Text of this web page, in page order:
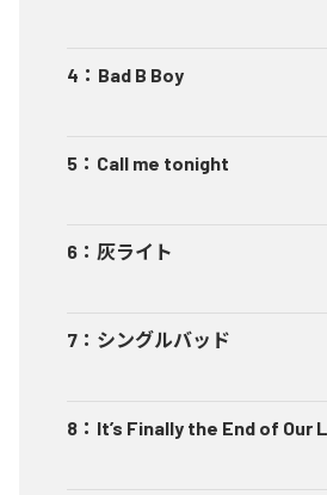
4 ： Bad B Boy
5 ： Call me tonight
6 ： 灰ライト
7 ： シングルバッド
8 ： It’s Finally the End of Our